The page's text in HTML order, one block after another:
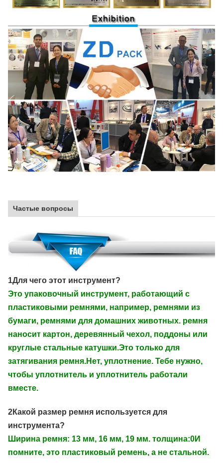
Частые вопросы
1Для чего этот инструмент?
Это упаковочный инструмент, работающий с
пластиковыми ремнями, например, ремнями из
бумаги, ремнями для домашних животных. ремня
наносит картон, деревянный чехол, поддоны или
круглые стальные катушки.Это только для
затягивания ремня.Нет, уплотнение. Тебе нужно,
чтобы уплотнитель и уплотнитель работали
вместе.
2Какой размер ремня используется для
инструмента?
Ширина ремня: 13 мм, 16 мм, 19 мм. толщина:0И
помните, это пластиковый ремень, а не стальной.